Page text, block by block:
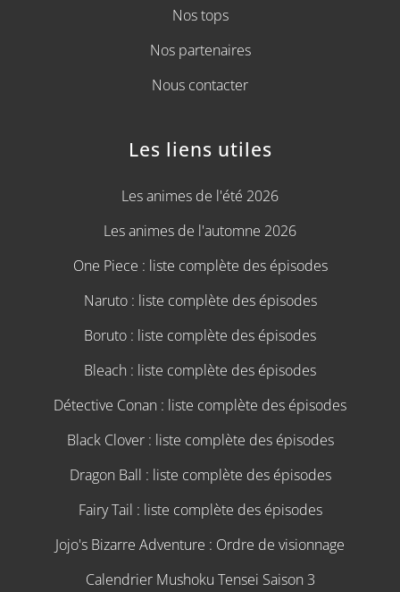
Nos tops
Nos partenaires
Nous contacter
Les liens utiles
Les animes de l'été 2026
Les animes de l'automne 2026
One Piece : liste complète des épisodes
Naruto : liste complète des épisodes
Boruto : liste complète des épisodes
Bleach : liste complète des épisodes
Détective Conan : liste complète des épisodes
Black Clover : liste complète des épisodes
Dragon Ball : liste complète des épisodes
Fairy Tail : liste complète des épisodes
Jojo's Bizarre Adventure : Ordre de visionnage
Calendrier Mushoku Tensei Saison 3